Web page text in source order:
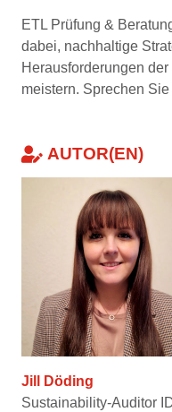
ETL Prüfung &
dabei, nachhaltige
Herausforderungen
meistern. Sprechen Sie
AUTOR(EN)
Jill Döding
Sustainability-Auditor